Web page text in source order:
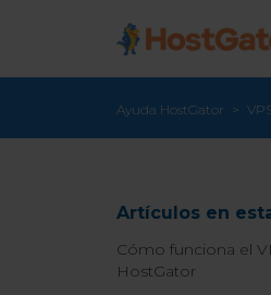
Ayuda HostGator
Artículos en
Cómo funciona el
HostGator